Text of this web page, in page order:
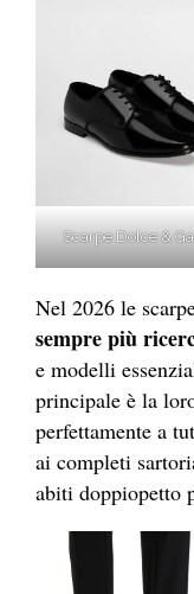
Scarpe Dolce &
Nel 2026 le
sempre più
e modelli
principale è la
perfettamente a
ai completi
abiti doppiopetto